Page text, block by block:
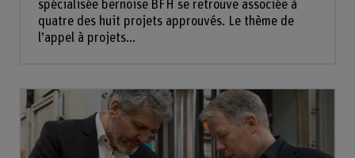
spécialisée bernoise BFH se retrouve associée à
quatre des huit projets approuvés. Le thème de
l’appel à projets...